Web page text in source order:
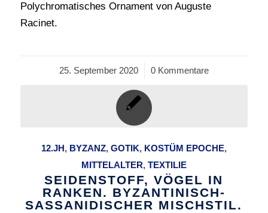
Polychromatisches Ornament von Auguste
Racinet.
25. September 2020
/ 0 Kommentare
12.JH, BYZANZ, GOTIK, KOSTÜM EPOCHE,
MITTELALTER, TEXTILIE
SEIDENSTOFF, VÖGEL IN
RANKEN. BYZANTINISCH-
SASSANIDISCHER MISCHSTIL.